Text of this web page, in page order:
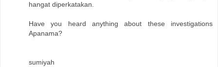
hangat diperkatakan.
Have you heard anything about these investigations
Apanama?
sumiyah